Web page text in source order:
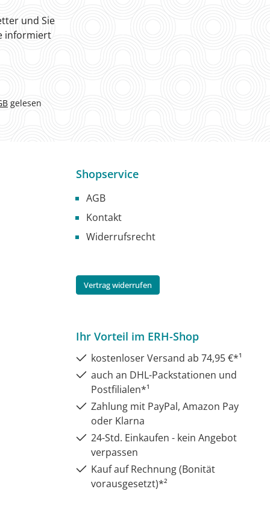
und Sie
informiert
gelesen
Shopservice
AGB
Kontakt
Widerrufsrecht
Vertrag widerrufen
Ihr Vorteil im ERH-Shop
kostenloser Versand ab 74,95 €*¹
auch an DHL-Packstationen und
Postfilialen*¹
Zahlung mit PayPal, Amazon Pay
oder Klarna
24-Std. Einkaufen - kein Angebot
verpassen
Kauf auf Rechnung (Bonität
vorausgesetzt)*²